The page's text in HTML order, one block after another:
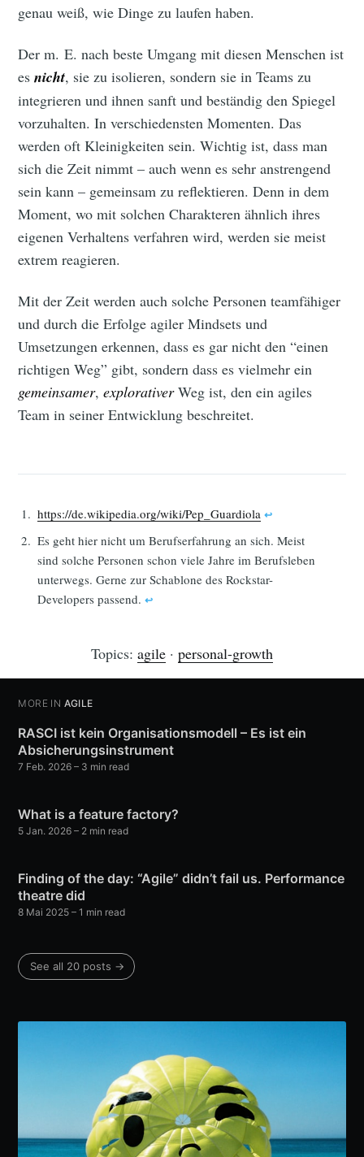
genau weiß, wie Dinge zu laufen haben.
Der m. E. nach beste Umgang mit diesen Menschen ist
esnicht, sie zu isolieren, sondern sie in Teams zu
integrieren und ihnen sanft und beständig den Spiegel
vorzuhalten. In verschiedensten Momenten. Das
werden oft Kleinigkeiten sein. Wichtig ist, dass man
sich die Zeit nimmt – auch wenn es sehr anstrengend
sein kann – gemeinsam zu reflektieren. Denn in dem
Moment, wo mit solchen Charakteren ähnlich ihres
eigenen Verhaltens verfahren wird, werden sie meist
extrem reagieren.
Mit der Zeit werden auch solche Personen teamfähiger
und durch die Erfolge agiler Mindsets und
Umsetzungen erkennen, dass es gar nicht den “einen
richtigen Weg” gibt, sondern dass es vielmehr ein
gemeinsamer,explorativerWeg ist, den ein agiles
Team in seiner Entwicklung beschreitet.
https://de.wikipedia.org/wiki/Pep_Guardiola ↩︎
Es geht hier nicht um Berufserfahrung an sich. Meist
sind solche Personen schon viele Jahre im Berufsleben
unterwegs. Gerne zur Schablone des Rockstar-
Developers passend.↩︎
Topics: agile · personal-growth
MORE IN AGILE
RASCI ist kein Organisationsmodell – Es ist ein
Absicherungsinstrument
7 Feb. 2026 – 3 min read
What is a feature factory?
5 Jan. 2026 – 2 min read
Finding of the day: “Agile” didn’t fail us. Performance
theatre did
8 Mai 2025 – 1 min read
See all 20 posts →